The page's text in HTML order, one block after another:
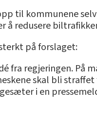
til kommunene
å redusere
på forslaget:
fra regjeringen. På
skal bli
i en